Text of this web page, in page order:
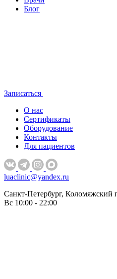
Блог
Записаться
О нас
Сертификаты
Оборудование
Контакты
Для пациентов
luaclinic@yandex.ru
Санкт-Петербург, Коломяжский
Вс 10:00 - 22:00